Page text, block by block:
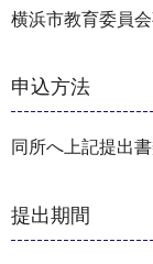
横浜市教育委員
申込方法
同所へ上記提出
提出期間